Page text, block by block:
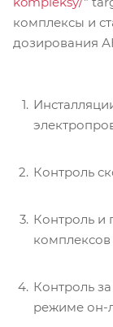
комплексы и
дозирования
Контроль
Контроль и
Контроль
режиме он-